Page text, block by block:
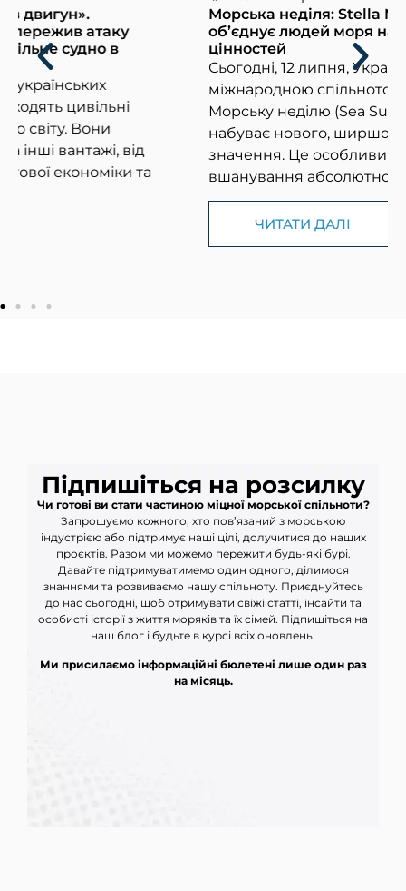
Морська неділя: Stella Maris Ukraine
об’єднує людей моря навколо спільних
цінностей
Сьогодні, 12 липня, Україна разом із
міжнародною спільнотою відзначає
Морську неділю (Sea Sunday). Цей день
набуває нового, ширшого та глибшого
значення. Це особливий час для
вшанування абсолютно всіх, чий життєвий
Підпишіться на розсилку
Чи готові ви стати частиною міцної морської спільноти?
Запрошуємо кожного, хто пов’язаний з морською
індустрією або підтримує наші цілі, долучитися до наших
проєктів. Разом ми можемо пережити будь-які бурі.
Давайте підтримуватимемо один одного, ділимося
знаннями та розвиваємо нашу спільноту. Приєднуйтесь
до нас сьогодні, щоб отримувати свіжі статті, інсайти та
особисті історії з життя моряків та їх сімей. Підпишіться на
наш блог і будьте в курсі всіх оновлень!
Ми присилаємо інформаційні бюлетені лише один раз
на місяць.